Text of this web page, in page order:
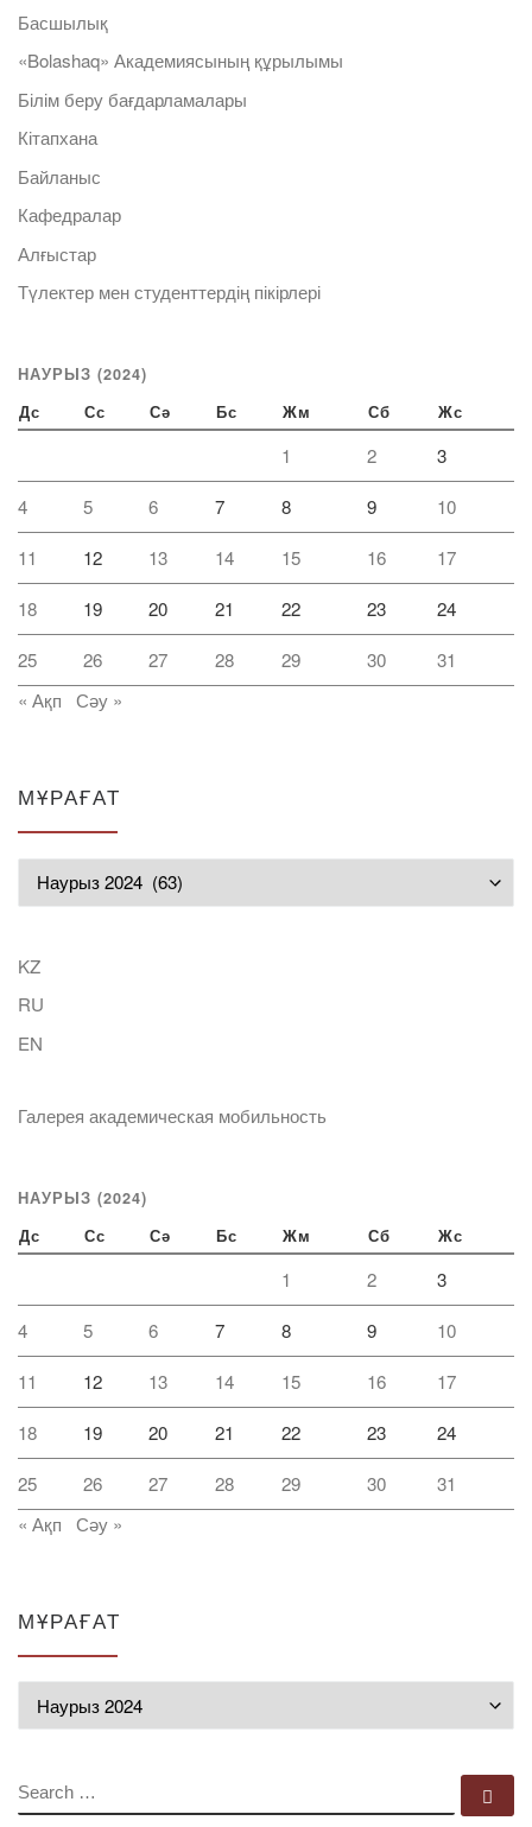
Басшылық
«Bolashaq» Академиясының құрылымы
Білім беру бағдарламалары
Кітапхана
Байланыс
Кафедралар
Алғыстар
Түлектер мен студенттердің пікірлері
НАУРЫЗ (2024)
Дс Сс Сә Бс Жм Сб Жс
1 2 3
4 5 6 7 8 9 10
11 12 13 14 15 16 17
18 19 20 21 22 23 24
25 26 27 28 29 30
31
« Ақп
Сәу »
МҰРАҒАТ
KZ
RU
EN
Галерея академическая мобильность
НАУРЫЗ (2024)
Дс Сс Сә Бс Жм Сб Жс
1 2 3
4 5 6 7 8 9 10
11 12 13 14 15 16 17
18 19 20 21 22 23 24
25 26 27 28 29 30
31
« Ақп
Сәу »
МҰРАҒАТ
SEARCH